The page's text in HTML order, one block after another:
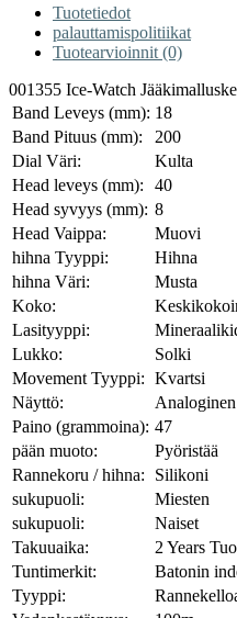
Tuotetiedot
palauttamispolitiikat
Tuotearvioinnit (0)
001355 Ice-Watch
Band Leveys (mm): 18
Band Pituus (mm):
200
Dial Väri:
Kulta
Head leveys (mm):
40
Head syvyys (mm): 8
Head Vaippa:
Muovi
hihna Tyyppi:
Hihna
hihna Väri:
Musta
Koko:
Lasityyppi:
Lukko:
Solki
Movement Tyyppi: Kvartsi
Näyttö:
Analoginen
Paino (grammoina): 47
pään muoto:
Pyöristää
Rannekoru / hihna:
Silikoni
sukupuoli:
Miesten
sukupuoli:
Naiset
Takuuaika:
2 Years
Tuntimerkit:
Batonin
Tyyppi: